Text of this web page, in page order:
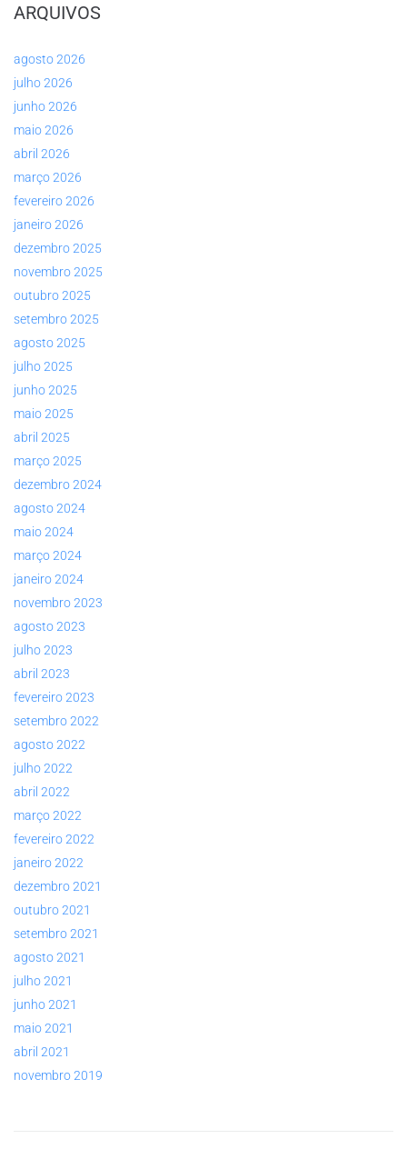
ARQUIVOS
agosto 2026
julho 2026
junho 2026
maio 2026
abril 2026
março 2026
fevereiro 2026
janeiro 2026
dezembro 2025
novembro 2025
outubro 2025
setembro 2025
agosto 2025
julho 2025
junho 2025
maio 2025
abril 2025
março 2025
dezembro 2024
agosto 2024
maio 2024
março 2024
janeiro 2024
novembro 2023
agosto 2023
julho 2023
abril 2023
fevereiro 2023
setembro 2022
agosto 2022
julho 2022
abril 2022
março 2022
fevereiro 2022
janeiro 2022
dezembro 2021
outubro 2021
setembro 2021
agosto 2021
julho 2021
junho 2021
maio 2021
abril 2021
novembro 2019